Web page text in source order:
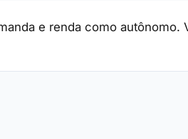
e renda como autônomo.